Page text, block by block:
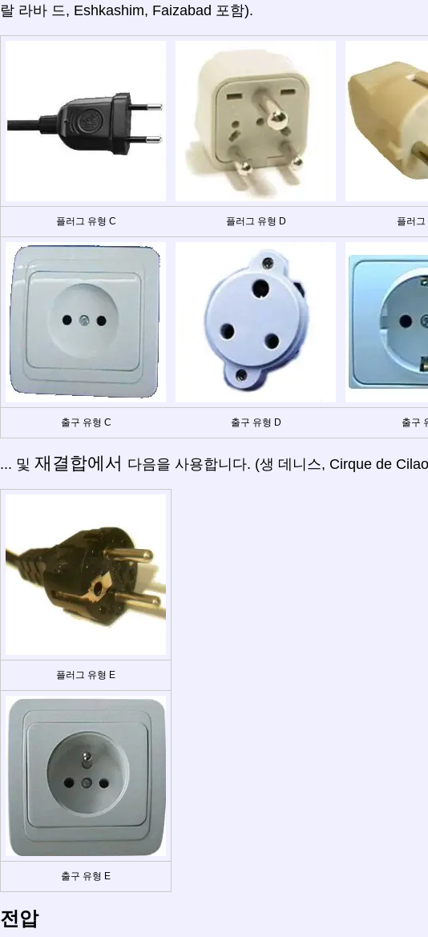
랄 라바 드, Eshkashim, Faizabad 포함).
플러그 유형 C 플러그 유형 D 플러그
출구 유형 C 출구 유형 D 출구
... 및 재결합에서 다음을 사용합니다. (생 데니스, Cirque de
플러그 유형 E
출구 유형 E
전압